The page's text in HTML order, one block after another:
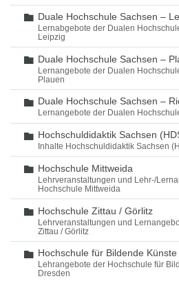
Ordner
Duale Hochschule Sachsen –
Lernabgebote der Dualen
Leipzig
Ordner
Duale Hochschule Sachsen –
Lernangebote der Dualen
Plauen
Ordner
Duale Hochschule Sachsen –
Lernangebote der Dualen
Ordner
Hochschuldidaktik Sachsen
Inhalte Hochschuldidaktik Sachsen
Ordner
Hochschule Mittweida
Lehrveranstaltungen und Lehr-/
Hochschule Mittweida
Ordner
Hochschule Zittau / Görlitz
Lehrveranstaltungen und
Zittau / Görlitz
Ordner
Hochschule für Bildende
Lehrangebote der Hochschule für
Dresden